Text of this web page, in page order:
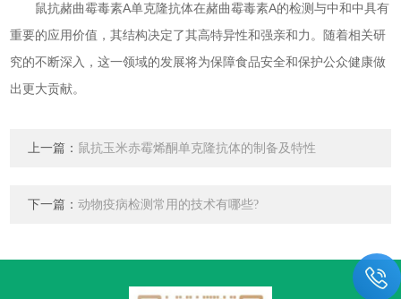
鼠抗赭曲霉毒素A单克隆抗体在赭曲霉毒素A的检测与中和中具有
重要的应用价值，其结构决定了其高特异性和强亲和力。随着相关研
究的不断深入，这一领域的发展将为保障食品安全和保护公众健康做
出更大贡献。
上一篇： 鼠抗玉米赤霉烯酮单克隆抗体的制备及特性
下一篇：动物疫病检测常用的技术有哪些?